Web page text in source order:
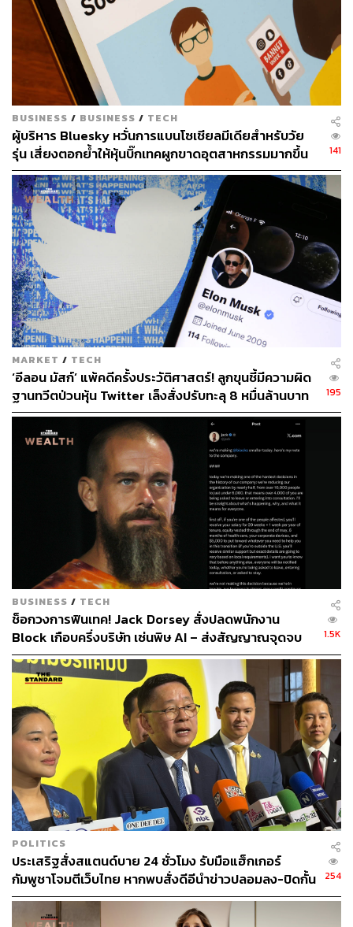
TAGS: Twitter ทวิตเตอร์ แฮกเกอร์
316
ABOUT THE AUTHOR
อรุณ เหล่าสิล
นักศึกษาฝึกงานประจำกองบรรณาธิการ ​​THE
STANDARD WEALTH
BUSINESS / BUSINESS / TECH
ผู้บริหาร Bluesky หวั่นการแบนโซเชียลมีเดียสำหรับวัย
รุ่น เสี่ยงตอกย้ำให้หุ้นบิ๊กเทคผูกขาดอุตสาหกรรมมากขึ้น
141
MARKET / TECH
‘อีลอน มัสก์’ แพ้คดีครั้งประวัติศาสตร์! ลูกขุนชี้มีความผิด
ฐานทวีตป่วนหุ้น Twitter เล็งสั่งปรับทะลุ 8 หมื่นล้านบาท
195
BUSINESS / TECH
ช็อกวงการฟินเทค! Jack Dorsey สั่งปลดพนักงาน
Block เกือบครึ่งบริษัท เซ่นพิษ AI – ส่งสัญญาณจุดจบ
ยุคแรงงาน White-Collar?
1.5K
POLITICS
ประเสริฐสั่งสแตนด์บาย 24 ชั่วโมง รับมือแฮ็กเกอร์
กัมพูชาโจมตีเว็บไทย หากพบสั่งดีอีนำข่าวปลอมลง-ปิดกั้น
ทันที พร้อมเร่งสื่อสารประชาชน
254